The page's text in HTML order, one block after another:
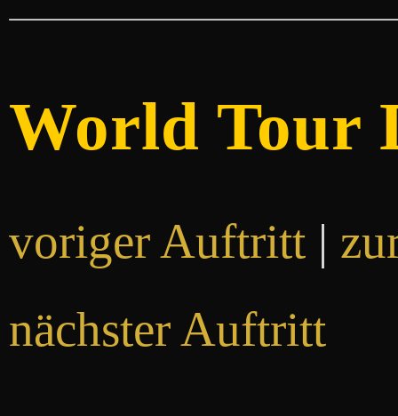
World Tour
voriger Auftritt |
nächster Auftritt